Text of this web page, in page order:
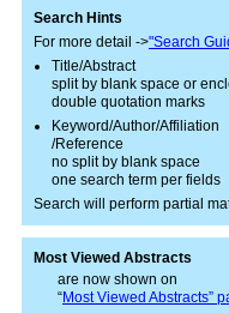
Search Hints
For more detail ->"Search
Title/Abstract
split by blank space or
double quotation marks
Keyword/Author/Affiliation
/Reference
no split by blank space
one search term per fields
Search will perform partial
Most Viewed Abstracts
are now shown on
“Most Viewed Abstracts”